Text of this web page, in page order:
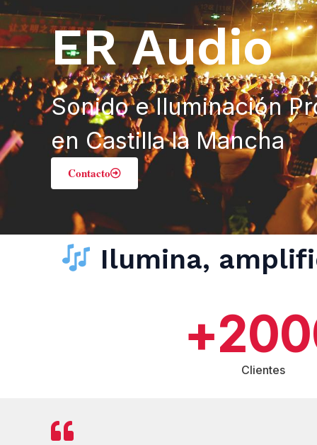
ER Audio
Sonido e Iluminación
en Castilla la Mancha
Contacto
Ilumina,
Clientes
+